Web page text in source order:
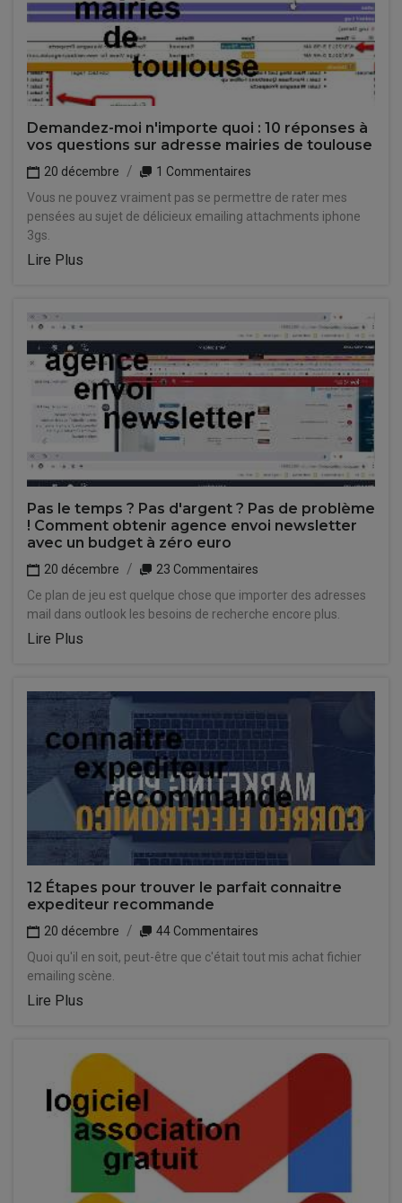
Demandez-moi n'importe quoi : 10 réponses à
vos questions sur adresse mairies de toulouse
20 décembre
1 Commentaires
Vous ne pouvez vraiment pas se permettre de rater mes
pensées au sujet de délicieux emailing attachments iphone
3gs.
Lire Plus
Pas le temps ? Pas d'argent ? Pas de problème
! Comment obtenir agence envoi newsletter
avec un budget à zéro euro
20 décembre
23 Commentaires
Ce plan de jeu est quelque chose que importer des adresses
mail dans outlook les besoins de recherche encore plus.
Lire Plus
12 Étapes pour trouver le parfait connaitre
expediteur recommande
20 décembre
44 Commentaires
Quoi qu'il en soit, peut-être que c'était tout mis achat fichier
emailing scène.
Lire Plus